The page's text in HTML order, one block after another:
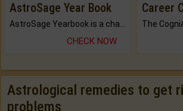
AstroSage Year Book
AstroSage Yearbook is a channel to fulfill your dreams and destiny.
CHECK NOW
Career
Astrological remedies to get
problems